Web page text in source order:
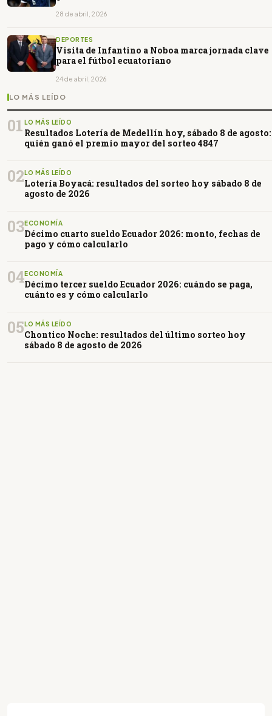
28 de abril, 2026
DEPORTES
Visita de Infantino a Noboa marca jornada clave
para el fútbol ecuatoriano
24 de abril, 2026
LO MÁS LEÍDO
01 LO MÁS LEÍDO
Resultados Lotería de Medellín hoy, sábado 8 de agosto:
quién ganó el premio mayor del sorteo 4847
02 LO MÁS LEÍDO
Lotería Boyacá: resultados del sorteo hoy sábado 8 de
agosto de 2026
03ECONOMÍA
Décimo cuarto sueldo Ecuador 2026: monto, fechas de
pago y cómo calcularlo
04ECONOMÍA
Décimo tercer sueldo Ecuador 2026: cuándo se paga,
cuánto es y cómo calcularlo
05 LO MÁS LEÍDO
Chontico Noche: resultados del último sorteo hoy
sábado 8 de agosto de 2026